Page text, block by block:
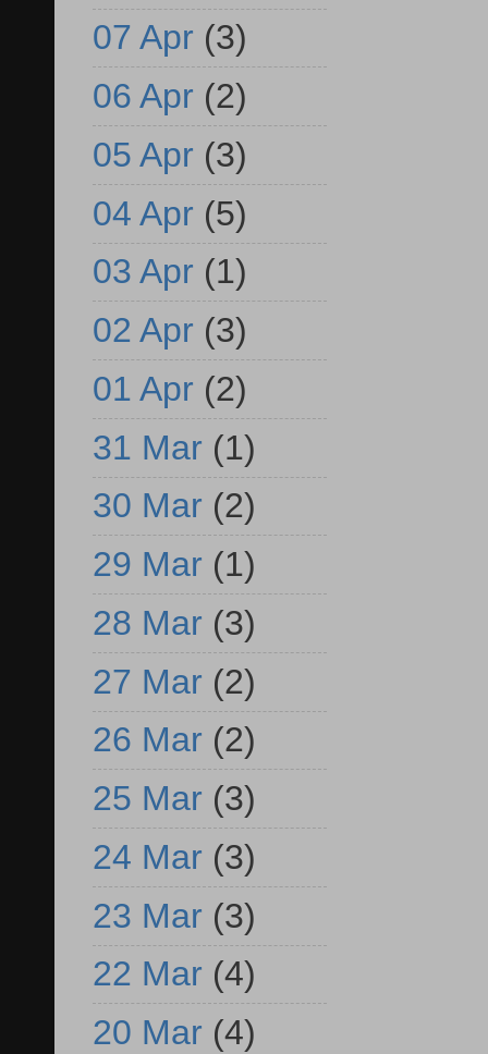
07 Apr (3)
06 Apr (2)
05 Apr (3)
04 Apr (5)
03 Apr (1)
02 Apr (3)
01 Apr (2)
31 Mar (1)
30 Mar (2)
29 Mar (1)
28 Mar (3)
27 Mar (2)
26 Mar (2)
25 Mar (3)
24 Mar (3)
23 Mar (3)
22 Mar (4)
20 Mar (4)